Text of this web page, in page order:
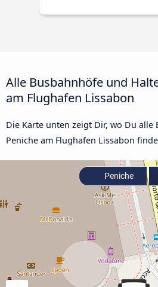
Alle Busbahnhöfe und
am Flughafen Lissabon
Die Karte unten zeigt Dir, wo Du alle
Peniche am Flughafen Lissabon
Peniche